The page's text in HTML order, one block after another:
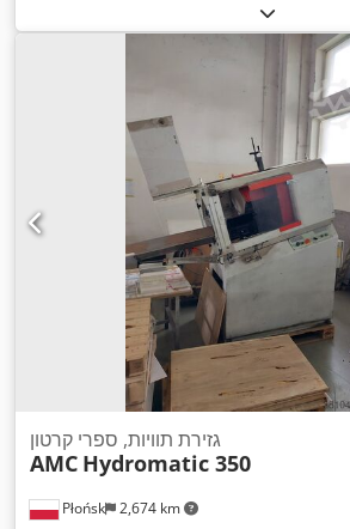
Płońsk 2,674 km
גזירת תוויות, ספרי קרטון
AMC Hydromatic 350